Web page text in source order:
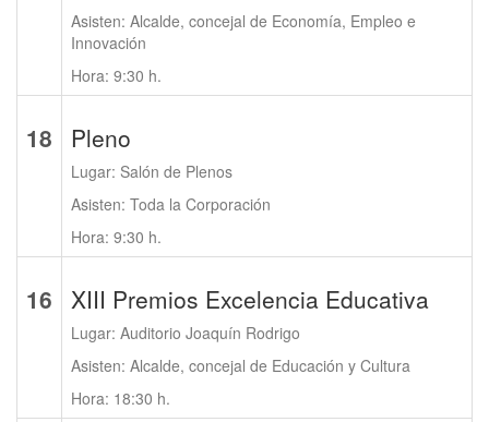
Asisten: Alcalde, concejal de Economía, Empleo e
Innovación
Hora: 9:30 h.
18 Pleno
Lugar: Salón de Plenos
Asisten: Toda la Corporación
Hora: 9:30 h.
16 XIII Premios Excelencia Educativa
Lugar: Auditorio Joaquín Rodrigo
Asisten: Alcalde, concejal de Educación y Cultura
Hora: 18:30 h.